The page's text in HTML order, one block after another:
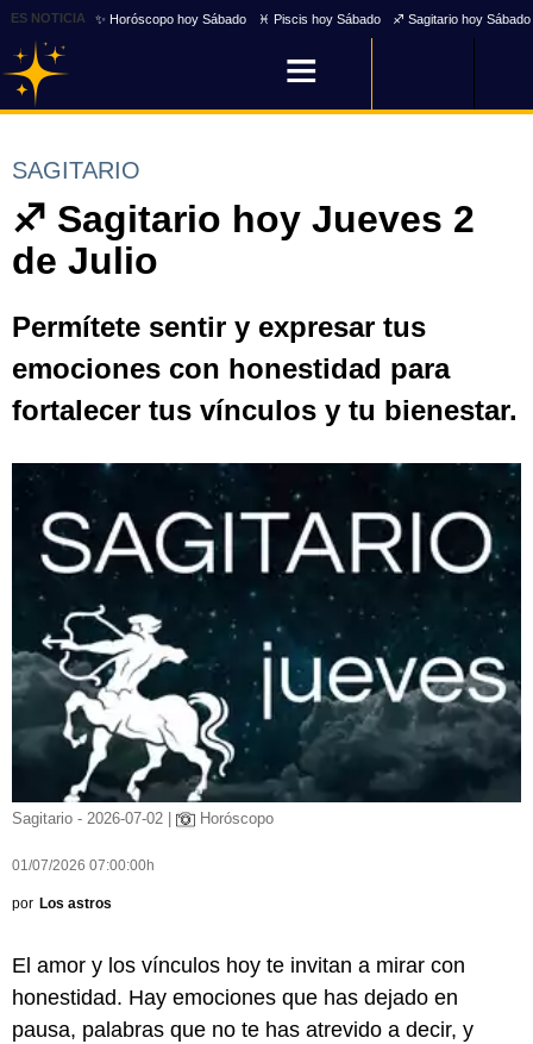
ES NOTICIA ✨ Horóscopo hoy Sábado ♓ Piscis hoy Sábado ♐ Sagitario hoy Sábado
SAGITARIO
♐ Sagitario hoy Jueves 2
de Julio
Permítete sentir y expresar tus
emociones con honestidad para
fortalecer tus vínculos y tu bienestar.
Sagitario - 2026-07-02 | Horóscopo
01/07/2026 07:00:00h
por Los astros
El amor y los vínculos hoy te invitan a mirar con
honestidad. Hay emociones que has dejado en
pausa, palabras que no te has atrevido a decir, y